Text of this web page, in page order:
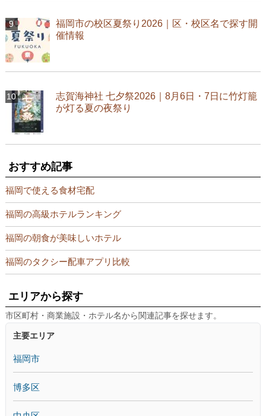
福岡市の校区夏祭り2026｜区・校区名で探す開
催情報
志賀海神社 七夕祭2026｜8月6日・7日に竹灯籠
が灯る夏の夜祭り
おすすめ記事
福岡で使える食材宅配
福岡の高級ホテルランキング
福岡の朝食が美味しいホテル
福岡のタクシー配車アプリ比較
エリアから探す
市区町村・商業施設・ホテル名から関連記事を探せます。
主要エリア
福岡市
博多区